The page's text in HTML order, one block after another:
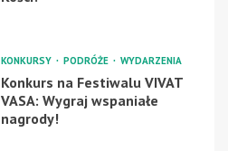
KONKURSY PODRÓŻE WYDARZENIA
Konkurs na Festiwalu VIVAT
VASA: Wygraj wspaniałe
nagrody!